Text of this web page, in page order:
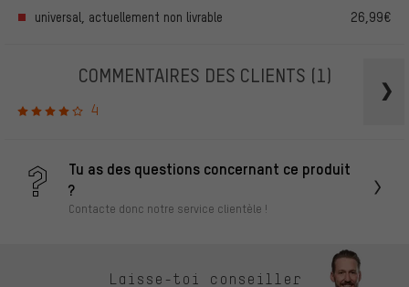
universal, actuellement non livrable 26,99€
COMMENTAIRES DES CLIENTS (1)
4
Tu as des questions concernant ce produit
?
Contacte donc notre service clientèle !
Laisse-toi conseiller